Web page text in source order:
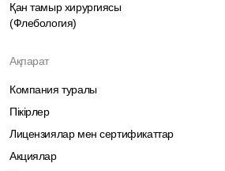
Қан тамыр хирургиясы
(Флебология)
Ақпарат
Компания туралы
Пікірлер
Лицензиялар мен сертификаттар
Акциялар